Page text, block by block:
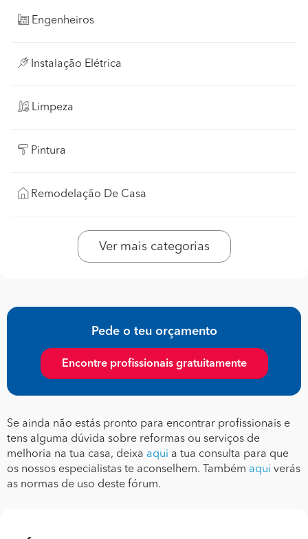
Engenheiros
Instalação Elétrica
Limpeza
Pintura
Remodelação De Casa
Ver mais categorias
Pede o teu orçamento
Encontre profissionais gratuitamente
Se ainda não estás pronto para encontrar profissionais e
tens alguma dúvida sobre reformas ou serviços de
melhoria na tua casa, deixa aqui a tua consulta para que
os nossos especialistas te aconselhem. Também aqui verás
as normas de uso deste fórum.